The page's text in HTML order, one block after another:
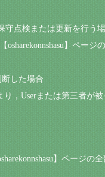
守点検または更新を行う
】ページ
断した場合
り，Userまたは第三者が
】ページの